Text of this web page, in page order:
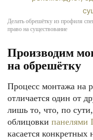
Делать обрешётку из профиля
право на существование
Производим
на обрешётку
Процесс монтажа на
отличается один от
лишь то, что, по
облицовки
касается